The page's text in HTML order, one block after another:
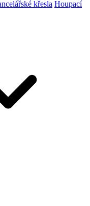
křesla Houpací